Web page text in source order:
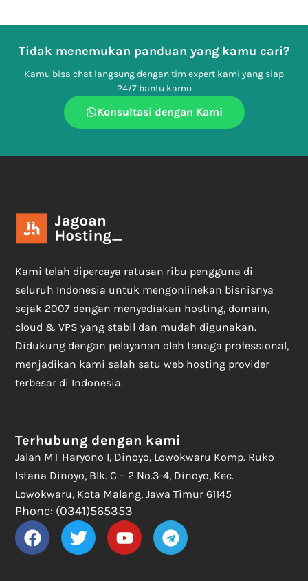
Tidak menemukan panduan yang kamu cari?
Kamu bisa chat langsung dengan tim expert kami yang siap
24/7 bantu kamu
Konsultasi dengan Kami
Kami telah dipercaya ratusan ribu pengguna di
seluruh Indonesia untuk mengonlinekan bisnisnya
sejak 2007 dengan menyediakan hosting, domain,
cloud & VPS yang stabil dan mudah digunakan.
Didukung dengan pelayanan oleh tenaga professional,
menjadikan kami salah satu web hosting provider
terbesar di Indonesia.
Terhubung dengan kami
Jalan MT Haryono I, Dinoyo, Lowokwaru Komp. Ruko
Istana Dinoyo, Blk. C – 2 No.3-4, Dinoyo, Kec.
Lowokwaru, Kota Malang, Jawa Timur 61145
Phone: (0341)565353